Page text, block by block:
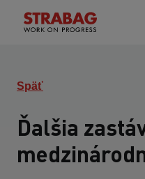
Späť
Ďalšia